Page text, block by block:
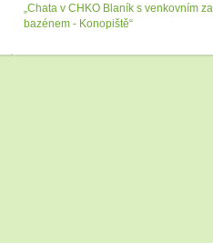
„Chata v CHKO Blaník s venkovním
bazénem - Konopiště“